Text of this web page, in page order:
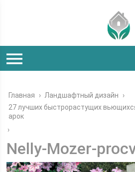
Главная › Ландшафтный дизайн
›
27 лучших быстрорастущих
арок
›
Nelly-Mozer-